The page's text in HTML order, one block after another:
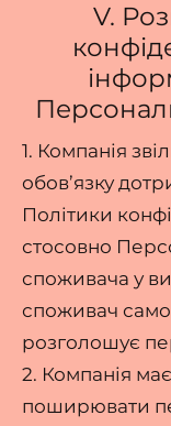
V.
1. Компанія
обов’язку
Політики
стосовно
споживача у
споживач
розголошує
2. Компанія
поширювати